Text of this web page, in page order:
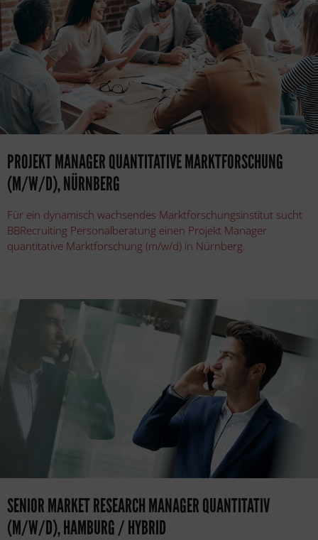
PROJEKT MANAGER QUANTITATIVE MARKTFORSCHUNG
(M/W/D), NÜRNBERG
Für ein dynamisch wachsendes Marktforschungsinstitut sucht
BBRecruiting Personalberatung einen Projekt Manager
quantitative Marktforschung (m/w/d) in Nürnberg.
SENIOR MARKET RESEARCH MANAGER QUANTITATIV
(M/W/D), HAMBURG / HYBRID